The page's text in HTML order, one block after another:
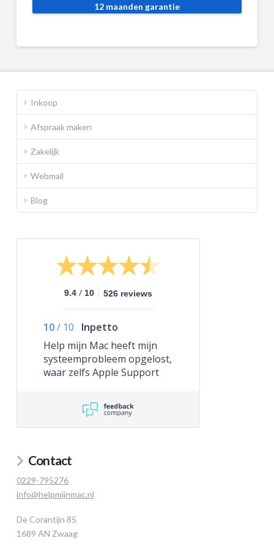
12 maanden garantie
Inkoop
Afspraak maken
Zakelijk
Webmail
Blog
9.4 / 10 526 reviews
10/ 10
Inpetto
Help mijn Mac heeft mijn
systeemprobleem opgelost,
waar zelfs Apple Support
Contact
0229-795276
info@helpmijnmac.nl
De Corantijn 85
1689 AN Zwaag